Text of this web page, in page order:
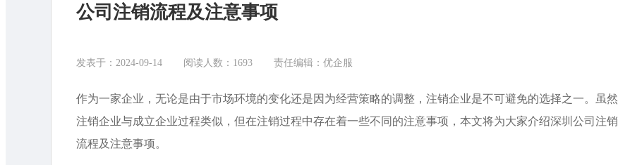
公司注销流程及注意事项
发表于：2024-09-14 阅读人数：1693 责任编辑：优企服
作为一家企业，无论是由于市场环境的变化还是因为经营策略的调整，注销企业是不可避免的选择之一。虽然
注销企业与成立企业过程类似，但在注销过程中存在着一些不同的注意事项，本文将为大家介绍深圳公司注销
流程及注意事项。